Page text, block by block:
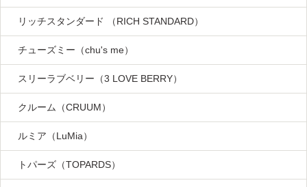
リッチスタンダード （RICH STANDARD）
チューズミー（chu's me）
スリーラブベリー（3 LOVE BERRY）
クルーム（CRUUM）
ルミア（LuMia）
トパーズ（TOPARDS）